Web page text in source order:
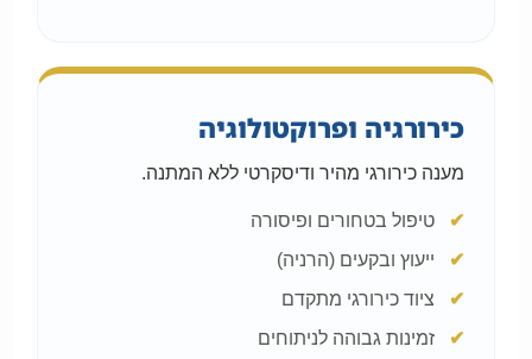
כירורגיה ופרוקטולוגיה
מענה כירורגי מהיר ודיסקרטי ללא המתנה.
טיפול בטחורים ופיסורה
ייעוץ ובקעים (הרניה)
ציוד כירורגי מתקדם
זמינות גבוהה לניתוחים